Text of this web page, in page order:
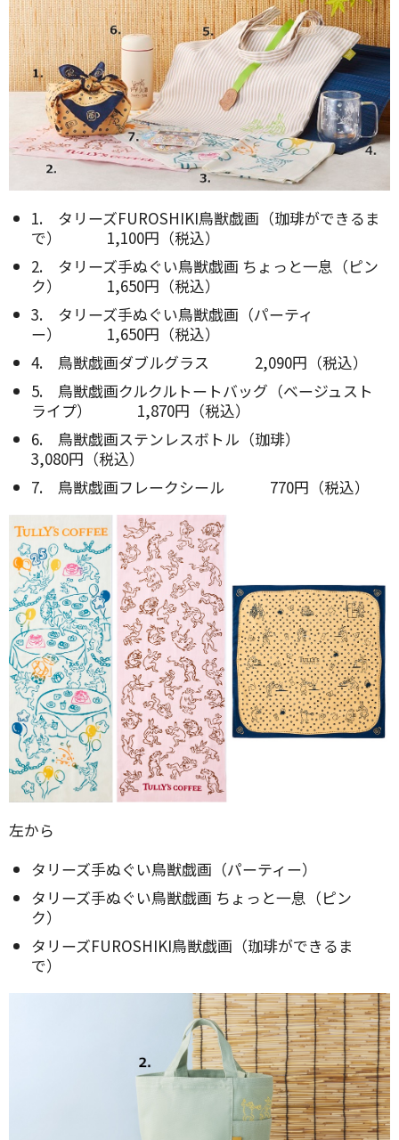
1. タリーズFUROSHIKI鳥獣戯画（珈琲ができるま
で） 1,100円（税込）
2. タリーズ手ぬぐい鳥獣戯画 ちょっと一息（ピン
ク） 1,650円（税込）
3. タリーズ手ぬぐい鳥獣戯画（パーティ
ー） 1,650円（税込）
4. 鳥獣戯画ダブルグラス 2,090円（税込）
5. 鳥獣戯画クルクルトートバッグ（ベージュスト
ライプ） 1,870円（税込）
6. 鳥獣戯画ステンレスボトル（珈琲）
3,080円（税込）
7. 鳥獣戯画フレークシール 770円（税込）
左から
タリーズ手ぬぐい鳥獣戯画（パーティー）
タリーズ手ぬぐい鳥獣戯画 ちょっと一息（ピン
ク）
タリーズFUROSHIKI鳥獣戯画（珈琲ができるま
で）